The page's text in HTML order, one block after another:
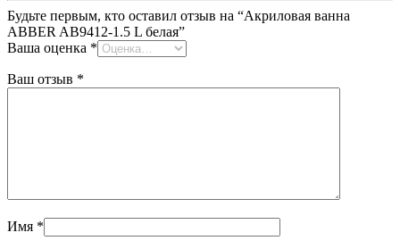
Будьте первым, кто оставил отзыв на “Акриловая ванна
ABBER AB9412-1.5 L белая”
Ваша оценка *
Ваш отзыв *
Имя *